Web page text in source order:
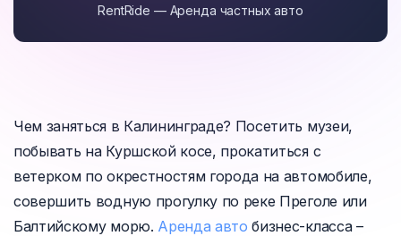
RentRide — Аренда частных авто
Чем заняться в Калининграде? Посетить музеи,
побывать на Куршской косе, прокатиться с
ветерком по окрестностям города на автомобиле,
совершить водную прогулку по реке Преголе или
Балтийскому морю. Аренда авто бизнес-класса –